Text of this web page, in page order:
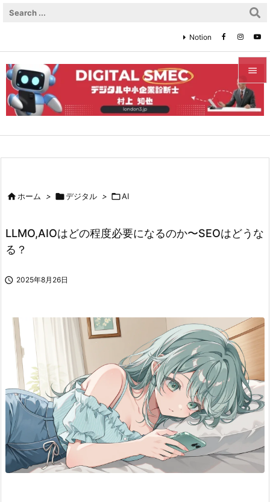


メニュ

検索
Notion
ホーム > デジタル > AI
LLMO,AIOはどの程度必要になるのか〜SEOはどうな
る？
 2025年8月26日